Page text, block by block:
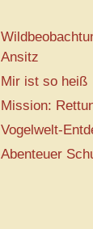
Ansitz
Mir ist so heiß
Mission:
Vogelwelt-
Abenteuer